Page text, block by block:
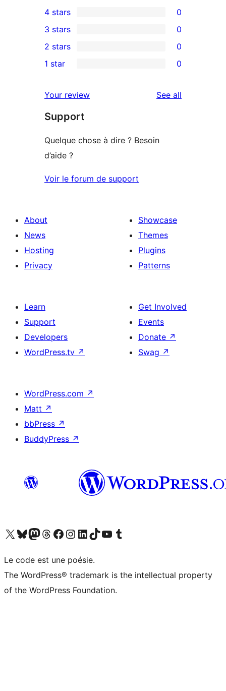
5-
star
review
4-
star
reviews
4 stars 0
0
3-
star
3 stars 0
2-
reviews
2 stars 0
star
reviews
1 star 0
Your review See all
Support
Quelque chose à dire ? Besoin
d’aide ?
Voir le forum de support
About
News
Hosting
Privacy
Showcase
Themes
Plugins
Patterns
Learn
Support
Developers
WordPress.tv ↗
Get Involved
Events
Donate ↗
Swag ↗
WordPress.com ↗
Matt ↗
bbPress ↗
BuddyPress ↗
Visit our X (formerly Twitter) account
Visitez notre compte Bluesky
Visit our Mastodon account
Visitez notre compte Threads
Visit our Facebook page
Visit our Instagram account
Visit our LinkedIn account
Visitez notre compte TikTok
Visit our YouTube channel
Visitez notre compte Tumblr
Le code est une poésie.
The WordPress® trademark is the intellectual property
of the WordPress Foundation.